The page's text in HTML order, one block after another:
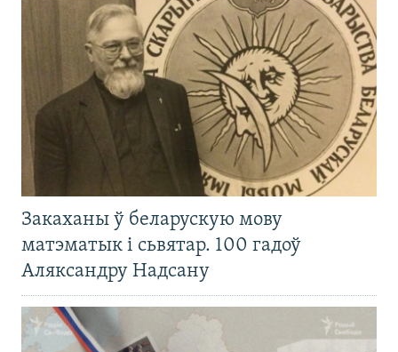
Закаханы ў беларускую мову
матэматык і сьвятар. 100 гадоў
Аляксандру Надсану